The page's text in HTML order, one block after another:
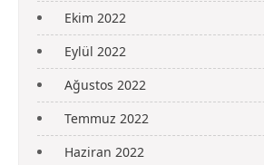
Ekim 2022
Eylül 2022
Ağustos 2022
Temmuz 2022
Haziran 2022